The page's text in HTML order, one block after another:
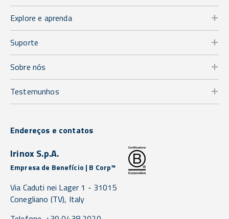
Explore e aprenda
Suporte
Sobre nós
Testemunhos
Endereços e contatos
Irinox S.p.A.
Empresa de Benefício | B Corp™
Via Caduti nei Lager 1 - 31015
Conegliano (TV), Italy